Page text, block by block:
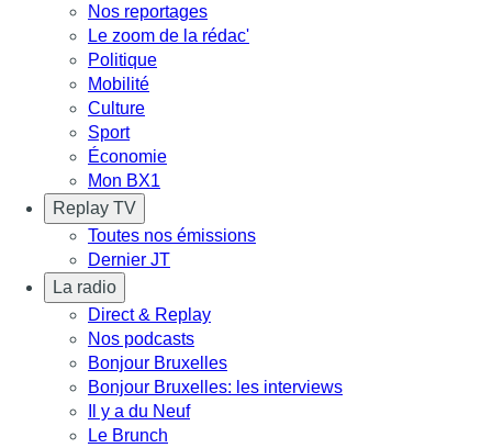
Nos reportages
Le zoom de la rédac'
Politique
Mobilité
Culture
Sport
Économie
Mon BX1
Replay TV
Toutes nos émissions
Dernier JT
La radio
Direct & Replay
Nos podcasts
Bonjour Bruxelles
Bonjour Bruxelles: les interviews
Il y a du Neuf
Le Brunch